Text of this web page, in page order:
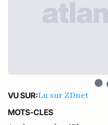
VU SUR:Lu sur ZDnet
MOTS-CLES